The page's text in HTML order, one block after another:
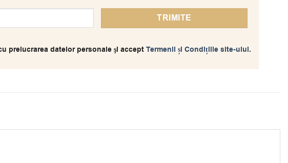
prelucrarea datelor personale şi acceptTermenii și Condițiile site-ului.